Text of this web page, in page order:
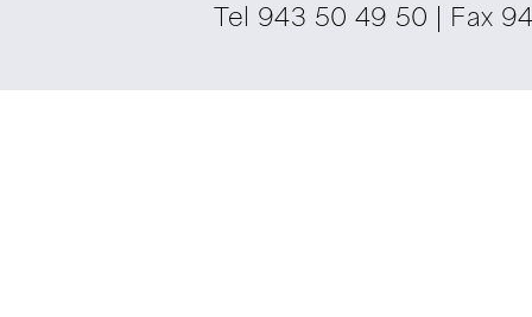
Tel 943 50 49 50 | Fax